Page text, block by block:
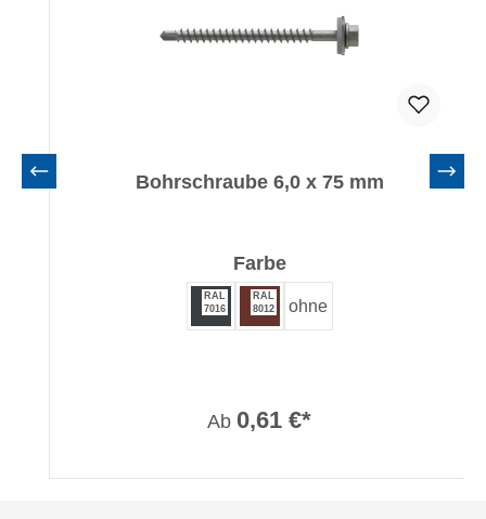
Bohrschraube 6,0 x 75 mm
Farbeauswählen
RAL
7016
RAL
8012
ohne
Ab 0,61 €*